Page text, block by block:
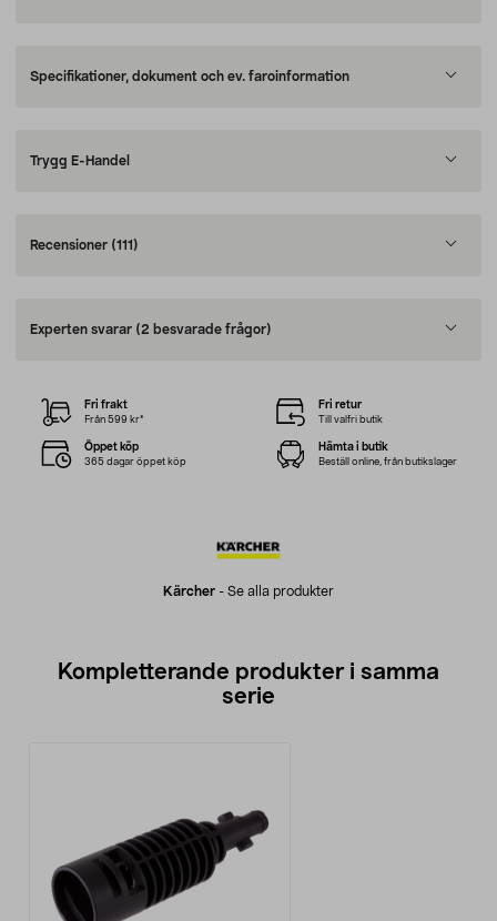
Specifikationer, dokument och ev. faroinformation
Trygg E-Handel
Recensioner (111)
Experten svarar (2 besvarade frågor)
Kärcher - Se alla produkter
Fri frakt
Från 599 kr*
Fri retur
Till valfri butik
Öppet köp
365 dagar öppet köp
Hämta i butik
Beställ online, från butikslager
Kompletterande produkter i samma
serie